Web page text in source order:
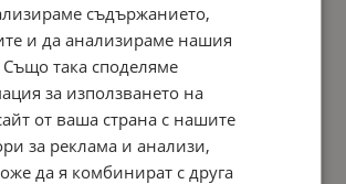
страница по:
съдържанието,
и да анализираме нашия
така споделяме
за използването на
от ваша страна с нашите
за реклама и анализи,
да я комбинират с друга